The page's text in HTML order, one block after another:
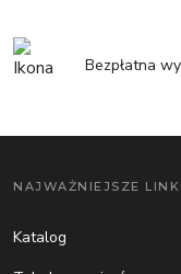
Bezpłatna
NAJWAŻNIEJSZE LINKI
Katalog